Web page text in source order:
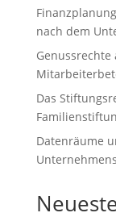
nach dem
Das
Datenräume